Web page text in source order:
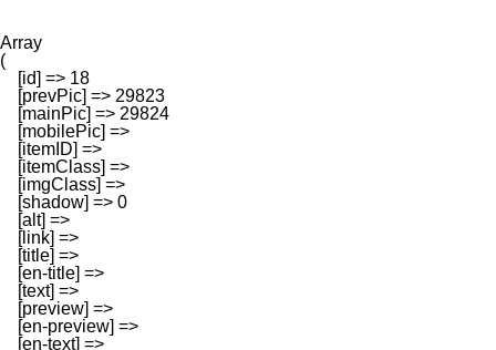
Array
(
    [id] => 18
    [prevPic] => 29823
    [mainPic] => 29824
    [mobilePic] =>
    [itemID] =>
    [itemClass] =>
    [imgClass] =>
    [shadow] => 0
    [alt] =>
    [link] =>
    [title] =>
    [en-title] =>
    [text] =>
    [preview] =>
    [en-preview] =>
    [en-text] =>